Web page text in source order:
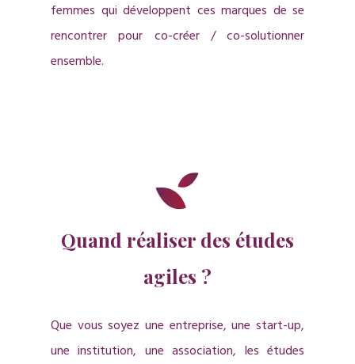
Hit enter to search or ESC to close
femmes qui développent ces marques de se
rencontrer pour co-créer / co-solutionner
ensemble.
Quand réaliser des études
agiles ?
Que vous soyez une entreprise, une start-up,
une institution, une association, les études